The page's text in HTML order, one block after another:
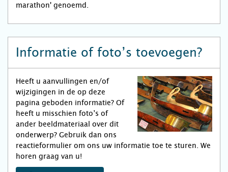
marathon' genoemd.
Informatie of foto’s toevoegen?
Heeft u aanvullingen en/of
wijzigingen in de op deze
pagina geboden informatie? Of
heeft u misschien foto’s of
ander beeldmateriaal over dit
onderwerp? Gebruik dan ons
reactieformulier om ons uw informatie toe te sturen. We
horen graag van u!